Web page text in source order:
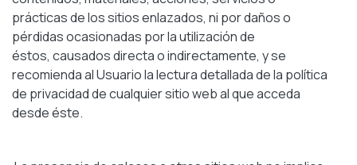
prácticas de los sitios enlazados, ni por daños o
pérdidas ocasionadas por la utilización de
éstos, causados directa o indirectamente, y se
recomienda al Usuario la lectura detallada de la política
de privacidad de cualquier sitio web al que acceda
desde éste.